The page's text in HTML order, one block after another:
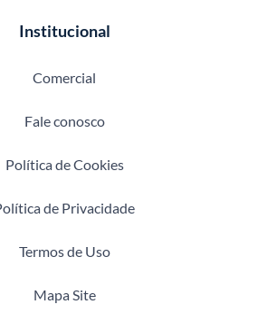
Institucional
Comercial
Fale conosco
Política de Cookies
de Privacidade
Termos de Uso
Mapa Site